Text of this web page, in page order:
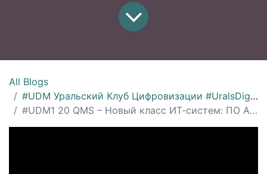
All Blogs
#UDM Уральский Клуб Цифровизации #UralsDigitalMachinery
#UDM1 20 QMS – Новый класс ИТ-систем: ПО Автоматизации Менеджмента Качества, Павел Ведмидь